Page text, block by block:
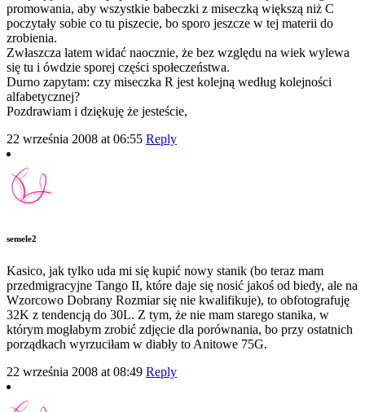
promowania, aby wszystkie babeczki z miseczką większą niż C
poczytały sobie co tu piszecie, bo sporo jeszcze w tej materii do
zrobienia.
Zwłaszcza latem widać naocznie, że bez względu na wiek wylewa
się tu i ówdzie sporej części społeczeństwa.
Durno zapytam: czy miseczka R jest kolejną według kolejności
alfabetycznej?
Pozdrawiam i dziękuję że jesteście,
22 września 2008 at 06:55 Reply
semele2
Kasico, jak tylko uda mi się kupić nowy stanik (bo teraz mam
przedmigracyjne Tango II, które daje się nosić jakoś od biedy, ale na
Wzorcowo Dobrany Rozmiar się nie kwalifikuje), to obfotografuję
32K z tendencją do 30L. Z tym, że nie mam starego stanika, w
którym mogłabym zrobić zdjęcie dla porównania, bo przy ostatnich
porządkach wyrzuciłam w diabły to Anitowe 75G.
22 września 2008 at 08:49 Reply